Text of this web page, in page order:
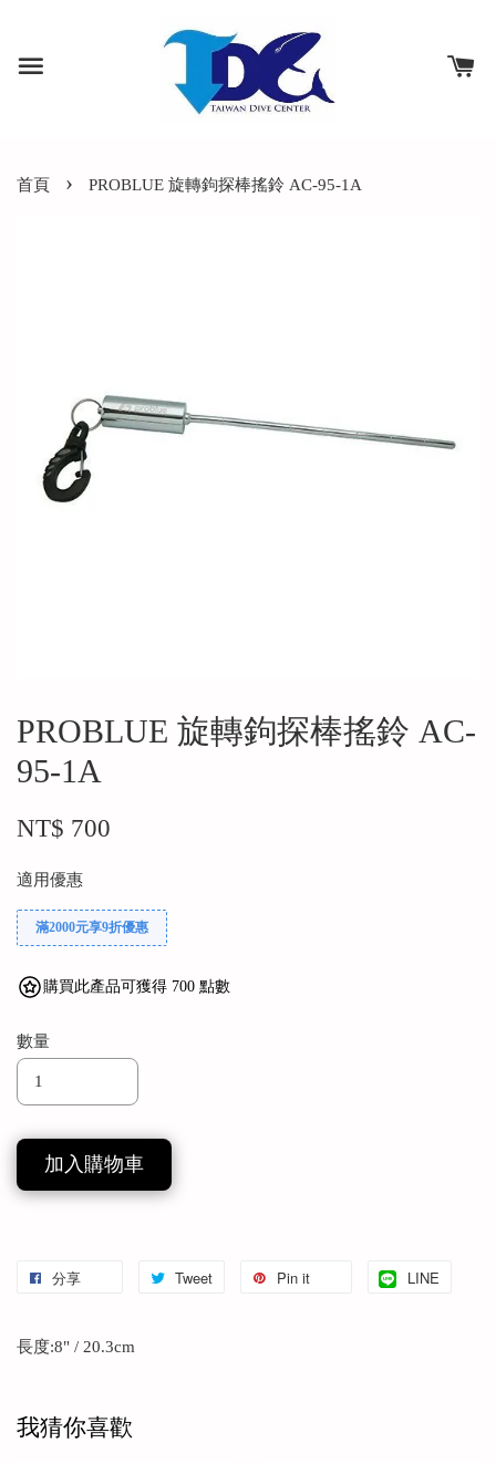
首頁 › PROBLUE 旋轉鉤探棒搖鈴 AC-95-1A
PROBLUE 旋轉鉤探棒搖鈴 AC-
95-1A
NT$ 700
適用優惠
滿2000元享9折優惠
購買此產品可獲得 700 點數
數量
加入購物車
分享 Tweet Pin it LINE
長度:8" / 20.3cm
我猜你喜歡